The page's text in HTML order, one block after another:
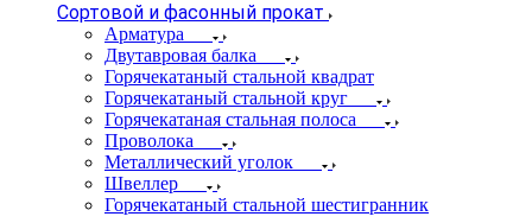
Сортовой и фасонный прокат
Арматура
Двутавровая балка
Горячекатаный стальной квадрат
Горячекатаный стальной круг
Горячекатаная стальная полоса
Проволока
Металлический уголок
Швеллер
Горячекатаный стальной шестигранник